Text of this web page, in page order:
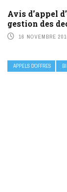
Avis d’appel
gestion des
16 NOVEMBRE
APPELS D’OFFRES